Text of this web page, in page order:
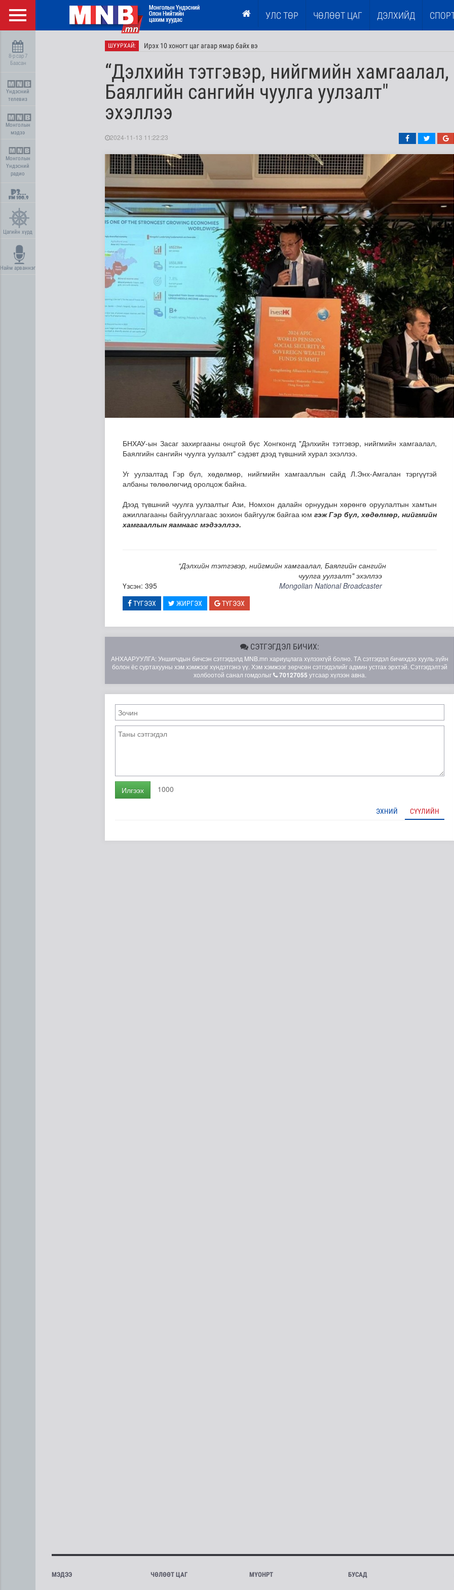
УЛС ТӨР ЧӨЛӨӨТ ЦАГ ДЭЛХИЙД
8-р сар 7
Баасан
Үндэсний
телевиз
Монголын
мэдээ
Монголын
Үндэсний
радио
Цагийн хүрд
Найм арваннэг
ШУУРХАЙ: Ирэх 10 хоногт цаг агаар ямар байх вэ
“Нүүрс пиролизийн үйлдвэр”-ийг төр, хувийн хэвшлийн түншлэлээр хэрэгжүүлэх тог..
Ц.Сандаг-Очир: COP17 ба COP31 хурлын уялдаа нь Риогийн гурван конвенцын нэгдсэ..
“Дэлхийн тэтгэвэр, нийгмийн хамгаалал,
Баялгийн сангийн чуулга уулзалт"
эхэллээ
2024-11-13 11:22:23
БНХАУ-ын Засаг захиргааны онцгой бүс Хонгконгд "Дэлхийн тэтгэвэр, нийгмийн хамгаалал,
Баялгийн сангийн чуулга уулзалт" сэдэвт дээд түвшний хурал эхэллээ.
Уг уулзалтад Гэр бүл, хөдөлмөр, нийгмийн хамгааллын сайд Л.Энх-Амгалан тэргүүтэй
албаны төлөөлөгчид оролцож байна.
Дээд түвшний чуулга уулзалтыг Ази, Номхон далайн орнуудын хөрөнгө оруулалтын хамтын
ажиллагааны байгууллагаас зохион байгуулж байгаа юм гэж Гэр бүл, хөдөлмөр, нийгмийн
хамгааллын яамнаас мэдээллээ.
“Дэлхийн тэтгэвэр, нийгмийн хамгаалал, Баялгийн сангийн
чуулга уулзалт" эхэллээ
Үзсэн: 395
Mongolian National Broadcaster
ТҮГЭЭХ ЖИРГЭХ ТҮГЭЭХ
СЭТГЭГДЭЛ БИЧИХ:
АНХААРУУЛГА: Уншигчдын бичсэн сэтгэгдэлд MNB.mn хариуцлага хүлээхгүй болно. ТА сэтгэгдэл бичихдээ хууль зүйн
болон ёс суртахууны хэм хэмжээг хүндэтгэнэ үү. Хэм хэмжээг зөрчсөн сэтгэгдэлийг админ устгах эрхтэй. Сэтгэгдэлтэй
холбоотой санал гомдолыг
70127055 утсаар хүлээн авна.
Илгээх 1000
ЭХНИЙ СҮҮЛИЙН
МЭДЭЭ ЧӨЛӨӨТ ЦАГ МҮОНРТ БУСАД